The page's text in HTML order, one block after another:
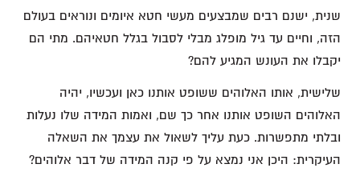
שנית, ישנם רבים שמבצעים מעשי חטא איומים ונוראים בעולם
הזה, וחיים עד גיל מופלג מבלי לסבול בגלל חטאיהם. מתי הם
יקבלו את העונש המגיע להם?
שלישית, אותו האלוהים ששופט אותנו כאן ועכשיו, יהיה
האלוהים השופט אותנו אחר כך שם, ואמות המידה שלו נעלות
ובלתי מתפשרות. כעת עליך לשאול את עצמך את השאלה
העיקרית: היכן אני נמצא על פי קנה המידה של דבר אלוהים?